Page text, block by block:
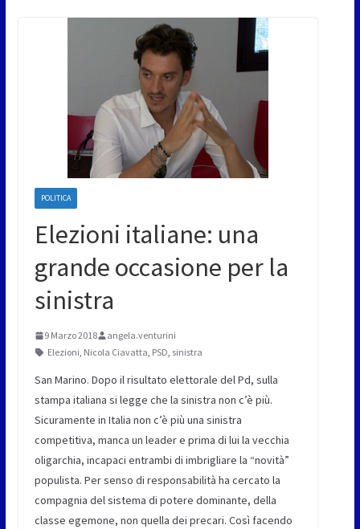
POLITICA
Elezioni italiane: una
grande occasione per la
sinistra
9 Marzo 2018
angela.venturini
Elezioni, Nicola Ciavatta, PSD, sinistra
San Marino. Dopo il risultato elettorale del Pd, sulla
stampa italiana si legge che la sinistra non c’è più.
Sicuramente in Italia non c’è più una sinistra
competitiva, manca un leader e prima di lui la vecchia
oligarchia, incapaci entrambi di imbrigliare la “novità”
populista. Per senso di responsabilità ha cercato la
compagnia del sistema di potere dominante, della
classe egemone, non quella dei precari. Così facendo